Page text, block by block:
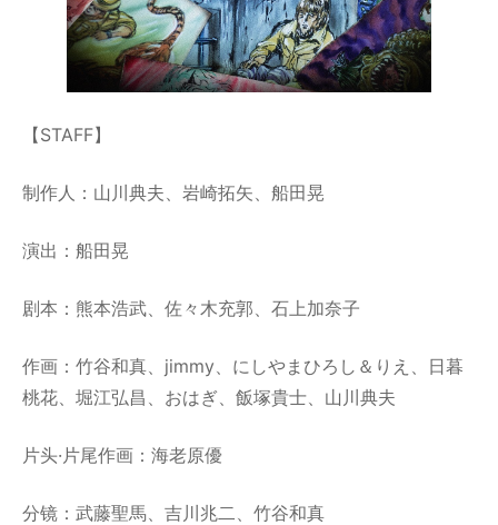
【STAFF】
制作人：山川典夫、岩崎拓矢、船田晃
演出：船田晃
剧本：熊本浩武、佐々木充郭、石上加奈子
作画：竹谷和真、jimmy、にしやまひろし＆りえ、日暮
桃花、堀江弘昌、おはぎ、飯塚貴士、山川典夫
片头·片尾作画：海老原優
分镜：武藤聖馬、吉川兆二、竹谷和真